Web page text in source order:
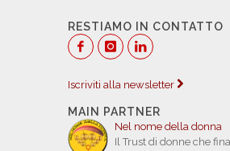
RESTIAMO IN CONTATTO
Iscriviti alla newsletter
MAIN PARTNER
Nel nome della donna
Il Trust di donne che